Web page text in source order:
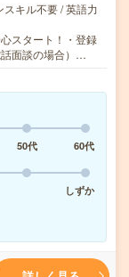
キル不要 / 英語力
スタート！・登録
面談の場合）…
50代
60代
しずか